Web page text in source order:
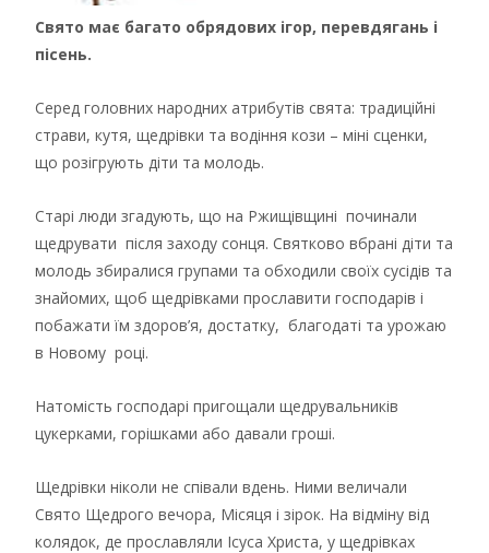
Свято має багато обрядових ігор, перевдягань і
пісень.
Серед головних народних атрибутів свята: традиційні
страви, кутя, щедрівки та водіння кози – міні сценки,
що розігрують діти та молодь.
Старі люди згадують, що на Ржищівщині починали
щедрувати після заходу сонця. Святково вбрані діти та
молодь збиралися групами та обходили своїх сусідів та
знайомих, щоб щедрівками прославити господарів і
побажати їм здоров’я, достатку, благодаті та урожаю
в Новому році.
Натомість господарі пригощали щедрувальників
цукерками, горішками або давали гроші.
Щедрівки ніколи не співали вдень. Ними величали
Свято Щедрого вечора, Місяця і зірок. На відміну від
колядок, де прославляли Ісуса Христа, у щедрівках